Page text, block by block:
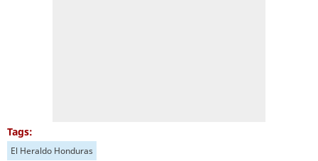
Tags:
El Heraldo Honduras